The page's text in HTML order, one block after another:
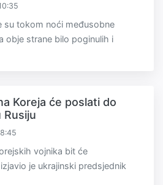
su tokom noći međusobne
obje strane bilo poginulih i
Koreja će poslati do
vojnika bit će
je ukrajinski predsjednik